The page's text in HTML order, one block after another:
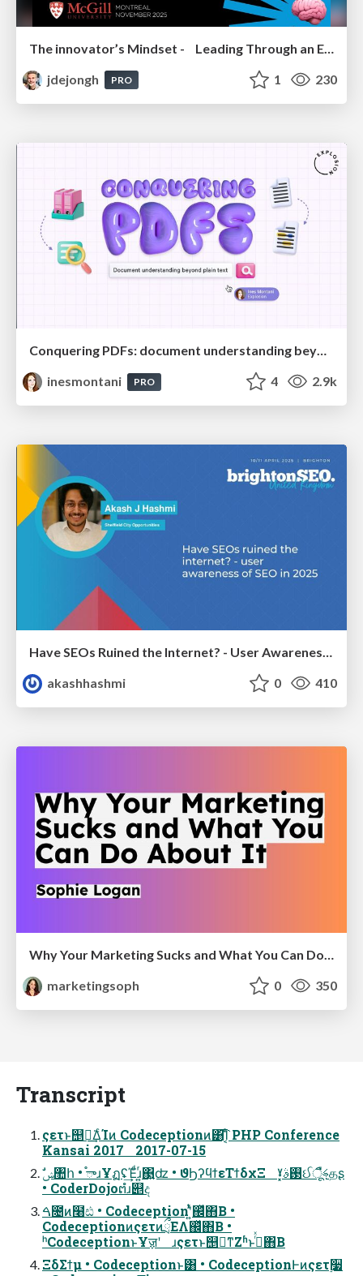
jdejongh
PRO 1 230
Conquering PDFs: document understanding beyond plain text
inesmontani
PRO 4 2.9k
Have SEOs Ruined the Internet? - User Awareness of SEO in 2025
akashhashmi
0 410
marketingsoph
0 350
Transcript
ςετͱ஥ྑ͘͢ΔͨΊͷ Codeceptionͷ͸͡Ί͔ͨ PHP Conference
Kansai 2017 2017-07-15
• CoderDojoຕํɹ୅ද
ࠓ೔ͷ໨ඪ • Codeceptionʹ͍ͭͯ஌ͬͯ΋Β͏ •
CodeceptionͷςετͷྲྀΕΛ஌ͬͯ΋Β͏ •
ʰCodeceptionͱҰॹʹ ɹςετͱ஥ྑ͘ͳΖ͏ʱͱࢥͬͯ΋Β͏
ΞδΣϯμ • Codeceptionͱ͸ • CodeceptionͰͷςετ࣮૷